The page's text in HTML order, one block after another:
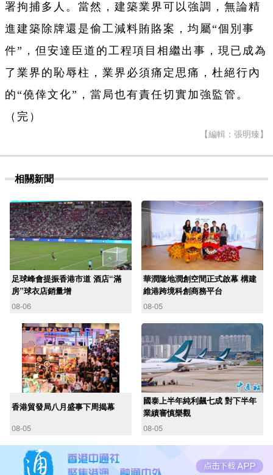
署拘捕多人。當然，建築業界可以強調，無論精
進建築除牌還是偷工減料賄賂案，均屬“個別事
件”，但安達臣道的工程項目相繼出事，現已成為
了業界的恥辱柱，業界必須痛定思痛，杜絕行內
的“僥倖文化”，當局也有責任切實加強監管。
（完）
【編輯：張明臻】
相關新聞
足球峰會提振香港市道 酒店“滿
房”球衣店銷量增
08-06
華潤隆地潤創空間正式啟幕 構建
維港跨境科創商務平台
08-05
香港貿發局八月盛事下周揭幕
08-05
國泰上半年純利飆七成 對下半年
業績審慎樂觀
08-05